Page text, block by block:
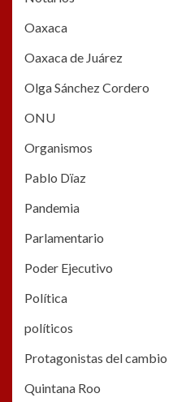
Oaxaca
Oaxaca de Juárez
Olga Sánchez Cordero
ONU
Organismos
Pablo Dïaz
Pandemia
Parlamentario
Poder Ejecutivo
Política
políticos
Protagonistas del cambio
Quintana Roo